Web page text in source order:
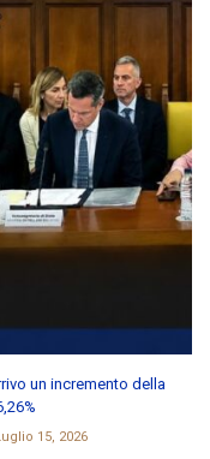
un incremento della
15, 2026